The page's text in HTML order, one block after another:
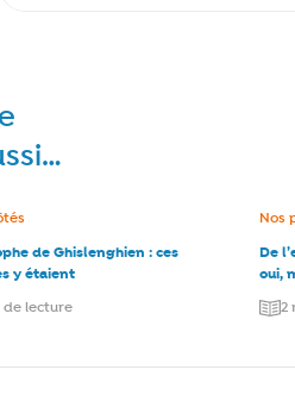
de Ghislenghien : ces
y étaient
:
de lecture
De
oui,
Nos
2